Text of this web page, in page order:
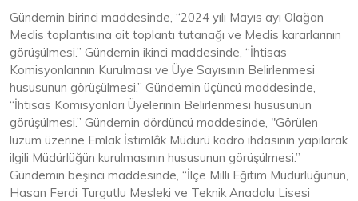
Gündemin birinci maddesinde, “2024 yılı Mayıs ayı Olağan
Meclis toplantısına ait toplantı tutanağı ve Meclis kararlarının
görüşülmesi.” Gündemin ikinci maddesinde, “İhtisas
Komisyonlarının Kurulması ve Üye Sayısının Belirlenmesi
hususunun görüşülmesi.” Gündemin üçüncü maddesinde,
“İhtisas Komisyonları Üyelerinin Belirlenmesi hususunun
görüşülmesi.” Gündemin dördüncü maddesinde, "Görülen
lüzum üzerine Emlak İstimlâk Müdürü kadro ihdasının yapılarak
ilgili Müdürlüğün kurulmasının hususunun görüşülmesi.”
Gündemin beşinci maddesinde, “İlçe Milli Eğitim Müdürlüğünün,
Hasan Ferdi Turgutlu Mesleki ve Teknik Anadolu Lisesi